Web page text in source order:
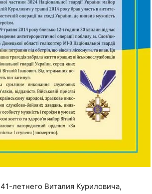
летнего Виталия Куриловича,